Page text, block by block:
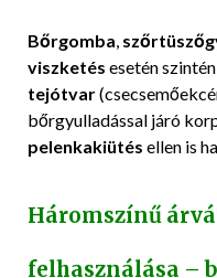
Bőrgomba,
viszketés esetén
tejótvar
bőrgyulladással járó
pelenkakiütés ellen is
Háromszínű
felhasználása –